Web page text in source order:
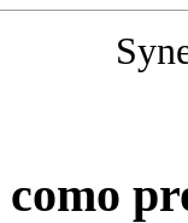
como